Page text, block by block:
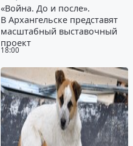
18:00
«Война. До и после».
В Архангельске представят
масштабный выставочный
проект